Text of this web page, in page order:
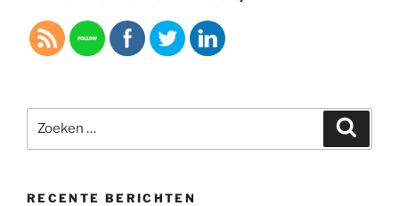
naar:
RECENTE BERICHTEN